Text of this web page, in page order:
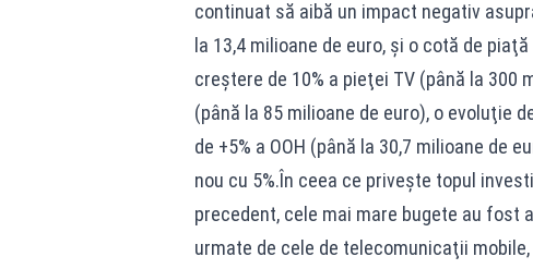
continuat să aibă un impact negativ
la 13,4 milioane de euro, şi o cotă de
creştere de 10% a pieţei TV (până la 300
(până la 85 milioane de euro), o evoluţie
de +5% a OOH (până la 30,7 milioane de
nou cu 5%.În ceea ce priveşte topul
precedent, cele mai mare bugete au
urmate de cele de telecomunicaţii